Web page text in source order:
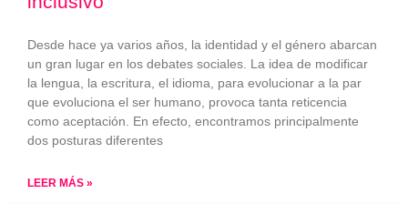
Desde hace ya varios años, la identidad y el género abarcan
un gran lugar en los debates sociales. La idea de modificar
la lengua, la escritura, el idioma, para evolucionar a la par
que evoluciona el ser humano, provoca tanta reticencia
como aceptación. En efecto, encontramos principalmente
dos posturas diferentes
LEER MÁS »